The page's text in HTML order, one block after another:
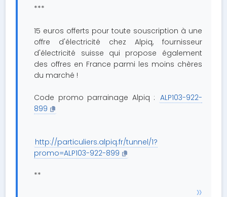
***
15 euros offerts pour toute souscription à une
offre d'électricité chez Alpiq, fournisseur
d'électricité suisse qui propose également
des offres en France parmi les moins chères
du marché !
Code promo parrainage Alpiq : ALP103-922-
899
http://particuliers.alpiq.fr/tunnel/1?
promo=ALP103-922-899
**